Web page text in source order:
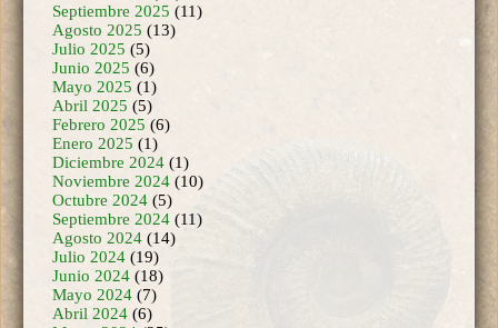
Agosto 2025(13)
Julio 2025(5)
Junio 2025 (6)
Mayo 2025 (1)
Abril 2025(5)
Febrero 2025(6)
Enero 2025(1)
Diciembre 2024
Noviembre 2024(10)
Octubre 2024(5)
Septiembre 2024(11)
Agosto 2024(14)
Julio 2024(19)
Junio 2024 (18)
Mayo 2024 (7)
Abril 2024(6)
Marzo 2024(25)